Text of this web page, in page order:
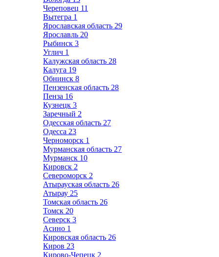
Череповец 11
Вытегра 1
Ярославская область 29
Ярославль 20
Рыбинск 3
Углич 1
Калужская область 28
Калуга 19
Обнинск 8
Пензенская область 28
Пенза 16
Кузнецк 3
Заречный 2
Одесская область 27
Одесса 23
Черноморск 1
Мурманская область 27
Мурманск 10
Кировск 2
Североморск 2
Атырауская область 26
Атырау 25
Томская область 26
Томск 20
Северск 3
Асино 1
Кировская область 26
Киров 23
Кирово-Чепецк 2